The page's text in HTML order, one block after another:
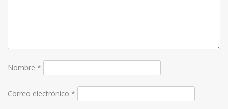
Nombre *
Correo electrónico *